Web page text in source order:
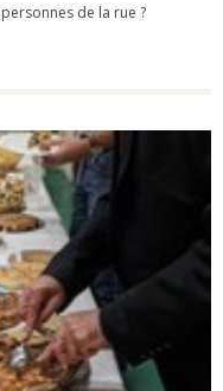
de la rue ?